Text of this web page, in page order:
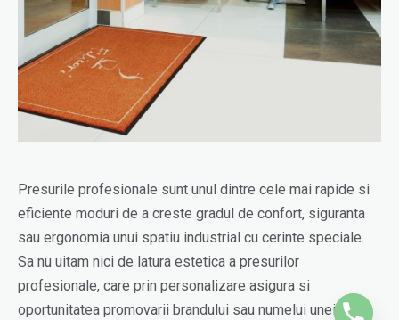
Presurile profesionale sunt unul dintre cele mai rapide si
eficiente moduri de a creste gradul de confort, siguranta
sau ergonomia unui spatiu industrial cu cerinte speciale.
Sa nu uitam nici de latura estetica a presurilor
profesionale, care prin personalizare asigura si
oportunitatea promovarii brandului sau numelui unei